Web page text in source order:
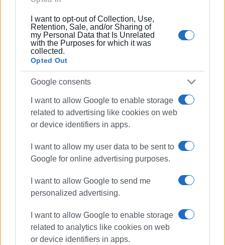
I want to opt-out of Collection, Use,
Retention, Sale, and/or Sharing of
my Personal Data that Is Unrelated
with the Purposes for which it was
collected.
Opted Out
Google consents
I want to allow Google to enable storage
related to advertising like cookies on web
or device identifiers in apps.
I want to allow my user data to be sent to
Google for online advertising purposes.
I want to allow Google to send me
personalized advertising.
I want to allow Google to enable storage
related to analytics like cookies on web
or device identifiers in apps.
ΓΙΩΡΓΟΣ ΚΑΤΣΑΪΤΗΣ
Είναι ο εκδότης - διευθυντής της Ενημέρωσης.
Έχει σπουδάσει και εργαστεί ως μηχανικός και
ηλεκτρονικός. Δημοσιογραφεί από τις αρχές της
δεκαετίας του 1980. Έχει συνεργαστεί με σχεδόν
όλες τις αθηναϊκές εφημερίδες. Διετέλεσε
πρόεδρος του Συνδέσμου Ημερησίων
Περιφερειακών Εφημερίδων, τον οποίον
υπηρέτησε και από τη θέση του γενικού
γραμματέα στο δ.σ. επί οκτώ χρόνια. Πιστεύει
πως η ισχυρότερη ιδιότητα του δημοσιογράφου
στην ενημέρωση είναι το ενδιαφέρον του για τα
ανιδιοτελής διαμεσολάβηση.
Ακολουθήστε το enimerosi στοFacebook